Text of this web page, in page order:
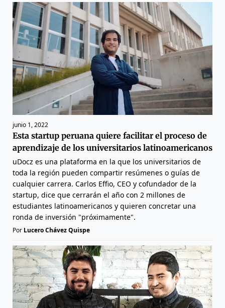
junio 1, 2022
Esta startup peruana quiere facilitar el proceso de
aprendizaje de los universitarios latinoamericanos
uDocz es una plataforma en la que los universitarios de
toda la región pueden compartir resúmenes o guías de
cualquier carrera. Carlos Effio, CEO y cofundador de la
startup, dice que cerrarán el año con 2 millones de
estudiantes latinoamericanos y quieren concretar una
ronda de inversión "próximamente".
Por Lucero Chávez Quispe